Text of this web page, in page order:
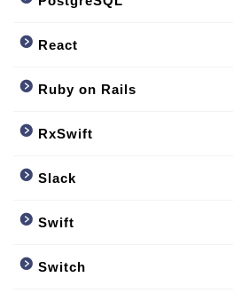
React
Ruby on Rails
RxSwift
Slack
Swift
Switch